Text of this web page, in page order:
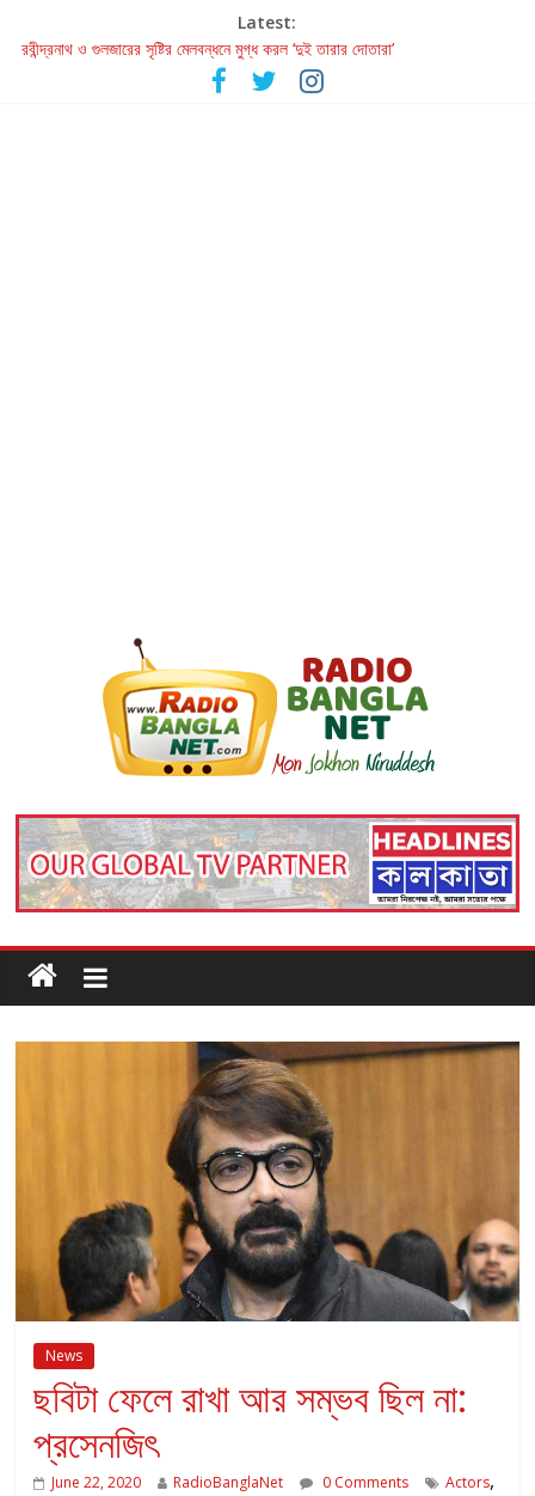
Latest:
রবীন্দ্রনাথ ও গুলজারের সৃষ্টির মেলবন্ধনে মুগ্ধ করল ‘দুই তারার দোতারা’
কলের গান থেকে রীলস্ — বাঙালির গান শোনার বিবর্তনের গল্প
জগন্নাথমঙ্গলম্ — বাংলায় প্রথমবার মঞ্চে এবার রথযাত্রার উদযাপন
News
ছবিটা ফেলে রাখা আর সম্ভব ছিল না:
প্রসেনজিৎ
June 22, 2020 RadioBanglaNet 0 Comments Actors,